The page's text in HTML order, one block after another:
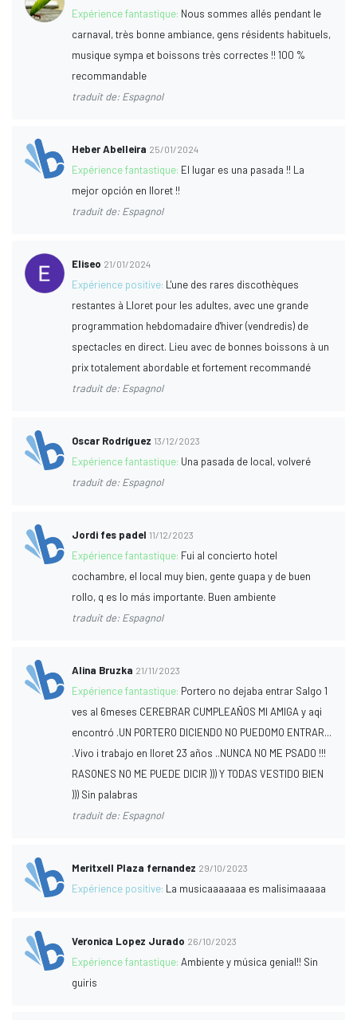
Expérience fantastique: Nous sommes allés pendant le
carnaval, très bonne ambiance, gens résidents habituels,
musique sympa et boissons très correctes !! 100 %
recommandable
traduit de: Espagnol
Heber Abelleira 25/01/2024
Expérience fantastique: El lugar es una pasada !! La
mejor opción en lloret !!
traduit de: Espagnol
Eliseo 21/01/2024
Expérience positive: L'une des rares discothèques
restantes à Lloret pour les adultes, avec une grande
programmation hebdomadaire d'hiver (vendredis) de
spectacles en direct. Lieu avec de bonnes boissons à un
prix totalement abordable et fortement recommandé
traduit de: Espagnol
Oscar Rodríguez 13/12/2023
Expérience fantastique: Una pasada de local, volveré
traduit de: Espagnol
Jordi fes padel 11/12/2023
Expérience fantastique: Fui al concierto hotel
cochambre, el local muy bien, gente guapa y de buen
rollo, q es lo más importante. Buen ambiente
traduit de: Espagnol
Alina Bruzka 21/11/2023
Expérience fantastique: Portero no dejaba entrar Salgo 1
ves al 6meses CEREBRAR CUMPLEAÑOS MI AMIGA y aqi
encontró .UN PORTERO DICIENDO NO PUEDOMO ENTRAR...
.Vivo i trabajo en lloret 23 años ..NUNCA NO ME PSADO !!!
RASONES NO ME PUEDE DICIR ))) Y TODAS VESTIDO BIEN
))) Sin palabras
traduit de: Espagnol
Meritxell Plaza fernandez 29/10/2023
Expérience positive: La musicaaaaaaa es malisimaaaaa
Veronica Lopez Jurado 26/10/2023
Expérience fantastique:Ambiente y música genial!! Sin
guiris